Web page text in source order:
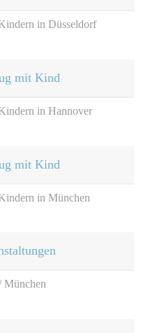
in Düsseldorf
mit Kind
in Hannover
mit Kind
in München
München